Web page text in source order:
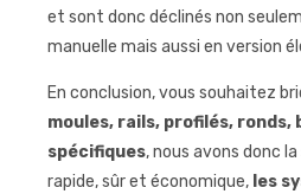
et sont donc déclinés non
manuelle mais aussi en version
En conclusion, vous souhaitez
moules, rails, profilés, ronds,
spécifiques, nous avons donc
rapide, sûr et économique, les